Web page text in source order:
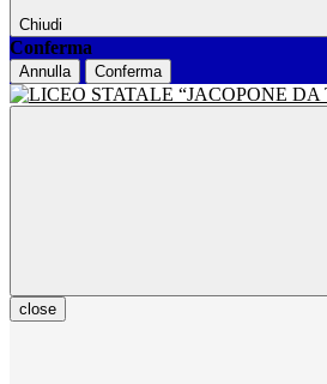
Chiudi
Conferma
Annulla Conferma
close